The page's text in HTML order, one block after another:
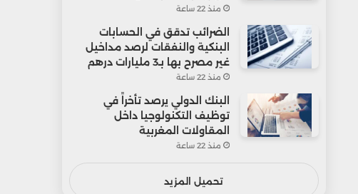
منذ 22 ساعة
الضرائب تدقق في الحسابات
البنكية والنفقات لرصد مداخيل
غير مصرح بها بـ3 مليارات درهم
منذ 22 ساعة
البنك الدولي يرصد تأخراً في
توظيف التكنولوجيا داخل
المقاولات المغربية
منذ 22 ساعة
تحميل المزيد